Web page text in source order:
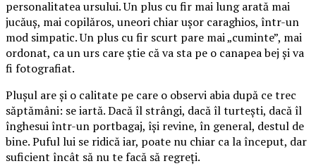
personalitatea ursului. Un plus cu fir mai lung arată mai
jucăuș, mai copilăros, uneori chiar ușor caraghios, într-un
mod simpatic. Un plus cu fir scurt pare mai „cuminte”, mai
ordonat, ca un urs care știe că va sta pe o canapea bej și va
fi fotografiat.
Plușul are și o calitate pe care o observi abia după ce trec
săptămâni: se iartă. Dacă îl strângi, dacă îl turtești, dacă îl
înghesui într-un portbagaj, își revine, în general, destul de
bine. Puful lui se ridică iar, poate nu chiar ca la început, dar
suficient încât să nu te facă să regreți.